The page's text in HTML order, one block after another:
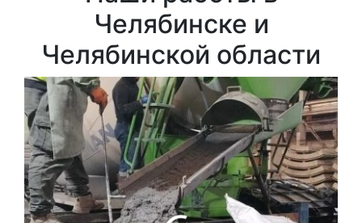
Челябинске и
Челябинской области